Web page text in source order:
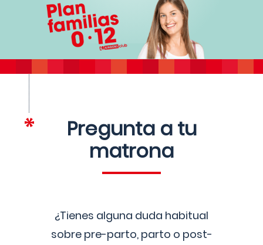
Pregunta a tu
matrona
¿Tienes alguna duda habitual
sobre pre-parto, parto o post-